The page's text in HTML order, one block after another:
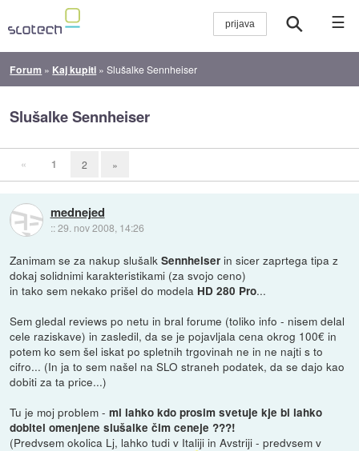
☰
Forum » Kaj kupiti »Slušalke Sennheiser
Slušalke Sennheiser
« 1 2 »
mednejed
::29. nov 2008, 14:26
Zanimam se za nakup slušalkSennheiser in sicer zaprtega tipa z
dokaj solidnimi karakteristikami (za svojo ceno)
in tako sem nekako prišel do modela HD 280 Pro...
Sem gledal reviews po netu in bral forume (toliko info - nisem delal
cele raziskave) in zasledil, da se je pojavljala cena okrog 100€ in
potem ko sem šel iskat po spletnih trgovinah ne in ne najti s to
cifro... (In ja to sem našel na SLO straneh podatek, da se dajo kao
dobiti za ta price...)
Tu je moj problem -mi lahko kdo prosim svetuje kje bi lahko
dobitel omenjene slušalke čim ceneje ???!
(Predvsem okolica Lj, lahko tudi v Italiji in Avstriji - predvsem v